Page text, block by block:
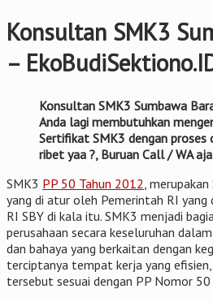
Konsultan SMK3
–
Konsultan SMK3 Sumbawa
Anda lagi membutuhkan
Sertifikat SMK3 dengan proses
ribet yaa ?, Buruan Call / WA
SMK3 PP 50 Tahun 2012 ,
yang di atur oleh Pemerintah RI yang
RI SBY di kala itu. SMK3 menjadi
perusahaan secara keseluruhan
dan bahaya yang berkaitan dengan
terciptanya tempat kerja yang
tersebut sesuai dengan PP Nomor